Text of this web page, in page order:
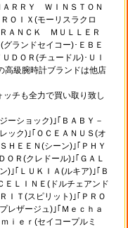
ＡＲＲＹ ＷＩＮＳＴＯＮ
ＯＩＸ(モーリスラクロ
ＡＮＣＫ ＭＵＬＬＥＲ
ランドセイコー)･ＥＢＥ
ＤＯＲ(チュードル)･Ｕｌ
級腕時計ブランドは他店
チも全力で買い取り致し
ーショック)｣｢ＢＡＢＹ－
ック)｣｢ＯＣＥＡＮＵＳ(オ
ＨＥＥＮ(シーン)｣｢ＰＨＹ
ＯＲ(クレドール)｣｢ＧＡＬ
)｣｢ＬＵＫＩＡ(ルキア)｣｢Ｂ
ＥＬＩＮＥ(ドルチェアンド
ＩＴ(スピリット)｣｢ＰＲＯ
レザージュ)｣｢Ｍｅｃｈａ
ｉｅｒ(セイコープルミ